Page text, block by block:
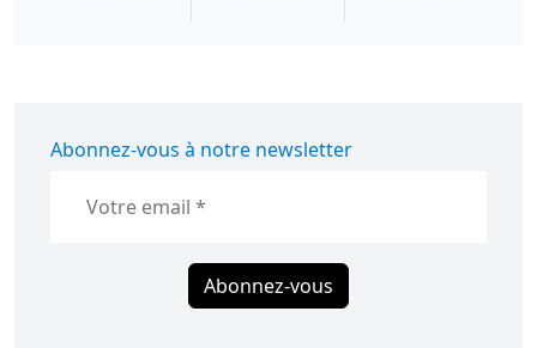
Abonnez-vous à notre newsletter
Abonnez-vous